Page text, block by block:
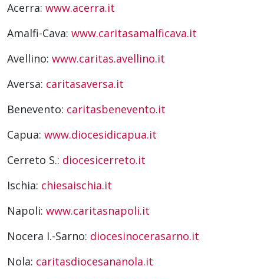
Acerra: www.acerra.it
Amalfi-Cava: www.caritasamalficava.it
Avellino: www.caritas.avellino.it
Aversa: caritasaversa.it
Benevento: caritasbenevento.it
Capua: www.diocesidicapua.it
Cerreto S.: diocesicerreto.it
Ischia: chiesaischia.it
Napoli: www.caritasnapoli.it
Nocera I.-Sarno: diocesinocerasarno.it
Nola: caritasdiocesananola.it